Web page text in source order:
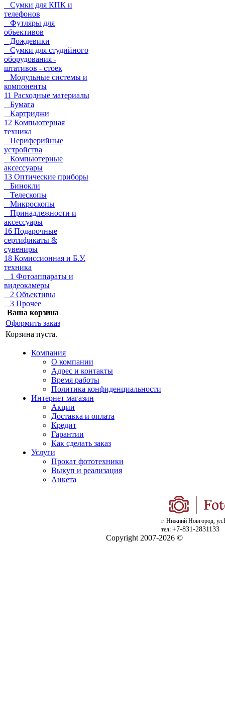
Сумки для КПК и
телефонов
Футляры для
объективов
Дождевики
Сумки для студийного
оборудования -
штативов - стоек
Модульные системы и
компоненты
11 Расходные материалы
Бумага
Картриджи
12 Компьютерная
техника
Периферийные
устройства
Компьютерные
аксессуары
13 Оптические приборы
Бинокли
Телескопы
Микроскопы
Принадлежности и
аксессуары
16 Подарочные
сертификаты &
сувениры
18 Комиссионная и Б.У.
техника
1 Фотоаппараты и
видеокамеры
2 Объективы
3 Прочее
Ваша корзина
Оформить заказ
Корзина пуста.
Компания
О компании
Адрес и контакты
Время работы
Политика конфиденциальности
Интернет магазин
Акции
Доставка и оплата
Кредит
Гарантии
Как сделать заказ
Услуги
Прокат фототехники
Выкуп и реализация
Анкета
г. Нижний Новгород,
тел: +7-831-2831133
Copyright 2007-2026 ©